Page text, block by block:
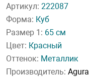
Артикул: 222087
Форма: Куб
Размер 1: 65 см
Цвет: Красный
Оттенок: Металлик
Производитель: Agura